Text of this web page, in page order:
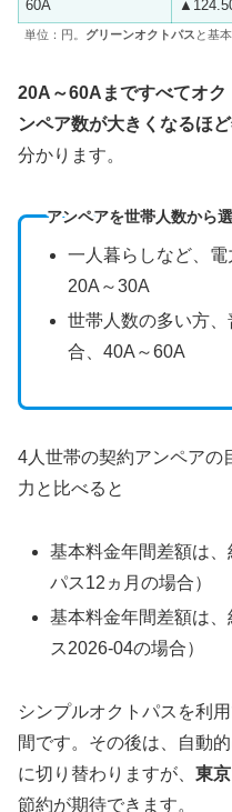
60A
単位：円。 グリーンオクトパス と基
20A～60Aまですべてオ
ンペア数が大きくなるほ
分かります。
アンペアを世帯人数から
一人暮らしなど、電
20A～30A
世帯人数の多い方
合、40A～60A
4人世帯の契約アンペアの
力と比べると
基本料金年間差額は、
パス12ヵ月の場合）
基本料金年間差額は、
ス2026-04の場合）
シンプルオクトパスを利
間です。その後は、自動
に切り替わりますが、 東
節約が期待できます。